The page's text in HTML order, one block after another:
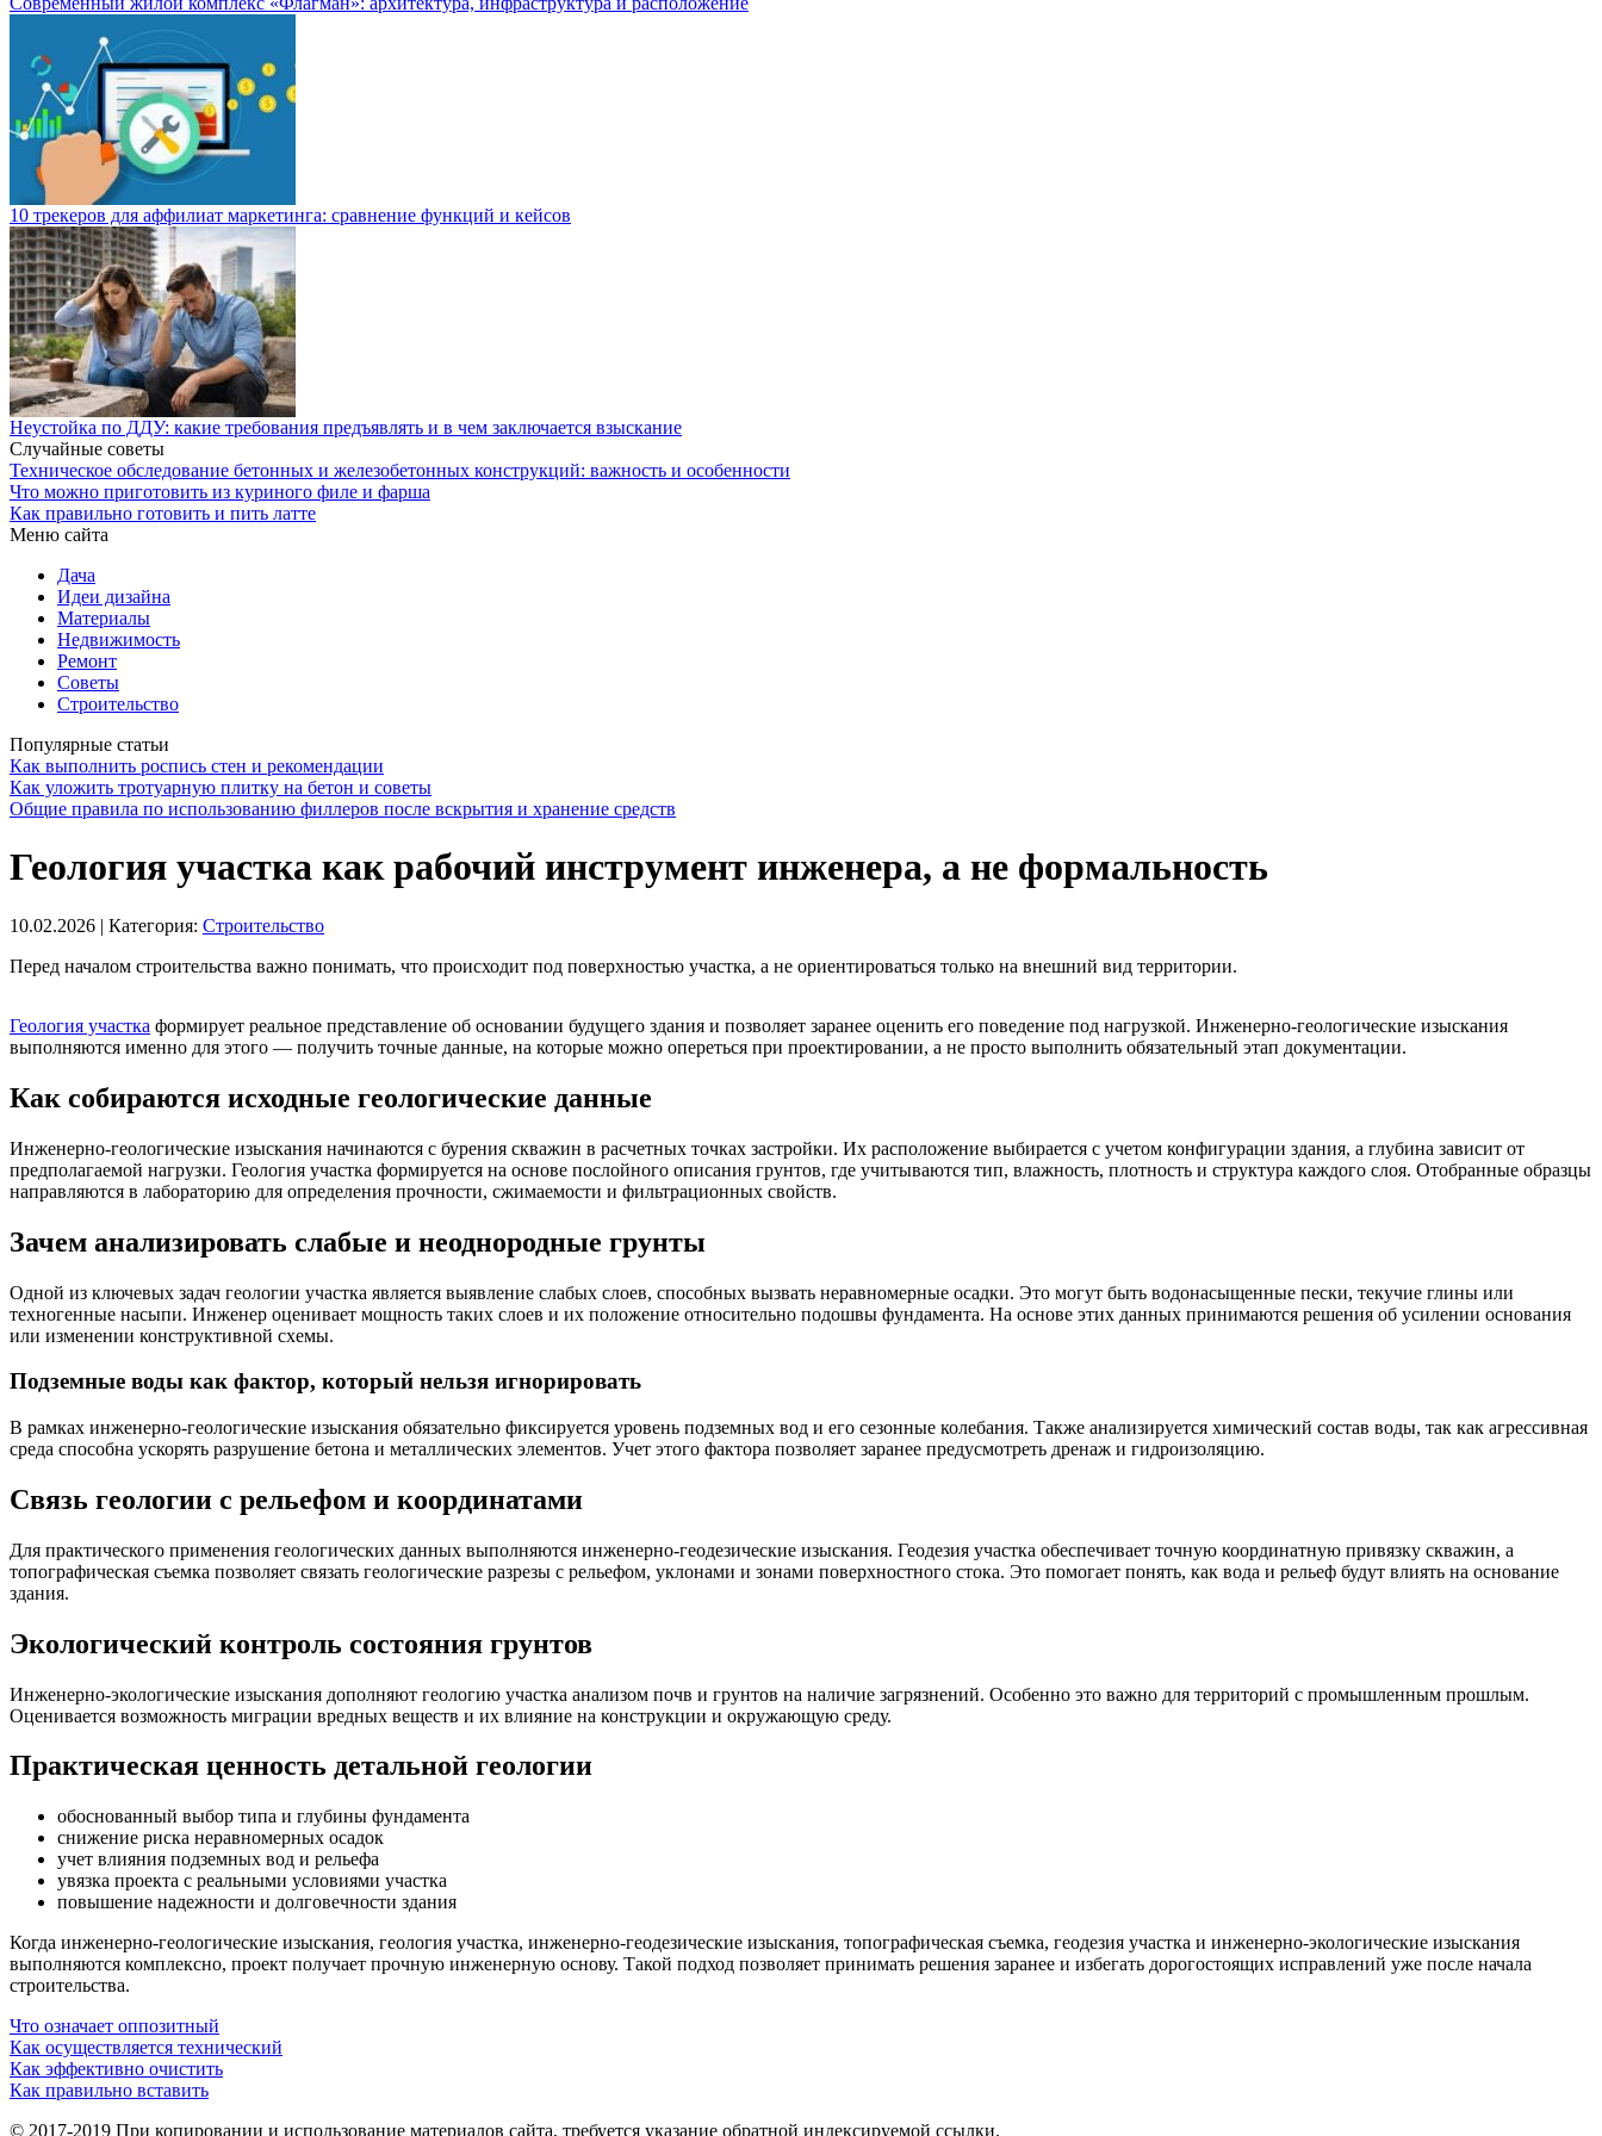
10 трекеров для аффилиат маркетинга: сравнение функций и кейсов
Неустойка по ДДУ: какие требования предъявлять и в чем заключается взыскание
Случайные советы
Техническое обследование бетонных и железобетонных конструкций: важность и особенности
Что можно приготовить из куриного филе и фарша
Как правильно готовить и пить латте
Меню сайта
Дача
Идеи дизайна
Материалы
Недвижимость
Ремонт
Советы
Строительство
Популярные статьи
Как выполнить роспись стен и рекомендации
Как уложить тротуарную плитку на бетон и советы
Общие правила по использованию филлеров после вскрытия и хранение средств
Геология участка как рабочий инструмент инженера, а не формальность
10.02.2026 | Категория: Строительство
Перед началом строительства важно понимать, что происходит под поверхностью участка, а не ориентироваться только на внешний вид территории.
Геология участка формирует реальное представление об основании будущего здания и позволяет заранее оценить его поведение под нагрузкой. Инженерно-геологические изыскания
выполняются именно для этого — получить точные данные, на которые можно опереться при проектировании, а не просто выполнить обязательный этап документации.
Как собираются исходные геологические данные
Инженерно-геологические изыскания начинаются с бурения скважин в расчетных точках застройки. Их расположение выбирается с учетом конфигурации здания, а глубина зависит от
предполагаемой нагрузки. Геология участка формируется на основе послойного описания грунтов, где учитываются тип, влажность, плотность и структура каждого слоя. Отобранные образцы
направляются в лабораторию для определения прочности, сжимаемости и фильтрационных свойств.
Зачем анализировать слабые и неоднородные грунты
Одной из ключевых задач геологии участка является выявление слабых слоев, способных вызвать неравномерные осадки. Это могут быть водонасыщенные пески, текучие глины или
техногенные насыпи. Инженер оценивает мощность таких слоев и их положение относительно подошвы фундамента. На основе этих данных принимаются решения об усилении основания
или изменении конструктивной схемы.
Подземные воды как фактор, который нельзя игнорировать
В рамках инженерно-геологические изыскания обязательно фиксируется уровень подземных вод и его сезонные колебания. Также анализируется химический состав воды, так как агрессивная
среда способна ускорять разрушение бетона и металлических элементов. Учет этого фактора позволяет заранее предусмотреть дренаж и гидроизоляцию.
Связь геологии с рельефом и координатами
Для практического применения геологических данных выполняются инженерно-геодезические изыскания. Геодезия участка обеспечивает точную координатную привязку скважин, а
топографическая съемка позволяет связать геологические разрезы с рельефом, уклонами и зонами поверхностного стока. Это помогает понять, как вода и рельеф будут влиять на основание
здания.
Экологический контроль состояния грунтов
Инженерно-экологические изыскания дополняют геологию участка анализом почв и грунтов на наличие загрязнений. Особенно это важно для территорий с промышленным прошлым.
Оценивается возможность миграции вредных веществ и их влияние на конструкции и окружающую среду.
Практическая ценность детальной геологии
обоснованный выбор типа и глубины фундамента
снижение риска неравномерных осадок
учет влияния подземных вод и рельефа
увязка проекта с реальными условиями участка
повышение надежности и долговечности здания
Когда инженерно-геологические изыскания, геология участка, инженерно-геодезические изыскания, топографическая съемка, геодезия участка и инженерно-экологические изыскания
выполняются комплексно, проект получает прочную инженерную основу. Такой подход позволяет принимать решения заранее и избегать дорогостоящих исправлений уже после начала
строительства.
Что означает оппозитный
Как осуществляется технический
Как эффективно очистить
Как правильно вставить
© 2017-2019 При копировании и использование материалов сайта, требуется указание обратной индексируемой ссылки.